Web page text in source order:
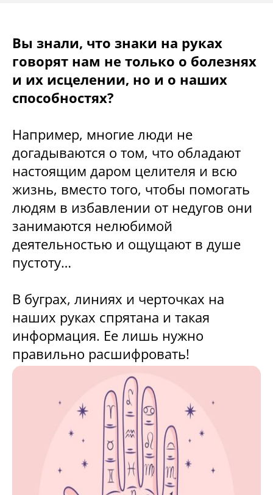
Вы знали, что знаки на руках
говорят нам не только о болезнях
и их исцелении, но и о наших
способностях?
Например, многие люди не
догадываются о том, что обладают
настоящим даром целителя и всю
жизнь, вместо того, чтобы помогать
людям в избавлении от недугов они
занимаются нелюбимой
деятельностью и ощущают в душе
пустоту…
В буграх, линиях и черточках на
наших руках спрятана и такая
информация. Ее лишь нужно
правильно расшифровать!